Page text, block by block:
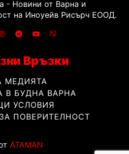
- Новини от Варна и
на Иноуейв Рисърч ЕООД.
Връзки
МЕДИЯТА
В БУДНА ВАРНА
УСЛОВИЯ
ПОВЕРИТЕЛНОСТ
ATAMAN